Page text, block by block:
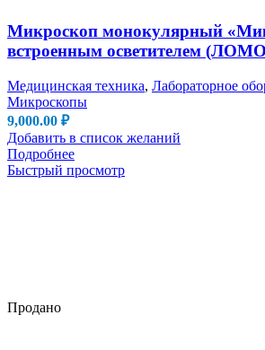
Продано
Микроскоп монокулярный
встроенным осветителем
Медицинская техника, Лабораторное
Микроскопы
9,000.00 ₽
Добавить в список желаний
Подробнее
Быстрый просмотр